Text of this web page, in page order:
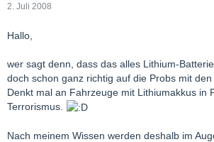
2. Juli 2008
Hallo,
wer sagt denn, dass das alles Lithium-
doch schon ganz richtig auf die Probs mit den
Denkt mal an Fahrzeuge mit Lithiumakkus in
Terrorismus.
Nach meinem Wissen werden deshalb im